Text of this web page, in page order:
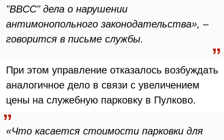
"ВВСС" дела о нарушении
антимонопольного законодательства», –
говорится в письме службы.
При этом управление отказалось возбуждать
аналогичное дело в связи с увеличением
цены на служебную парковку в Пулково.
«Что касается стоимости парковки для